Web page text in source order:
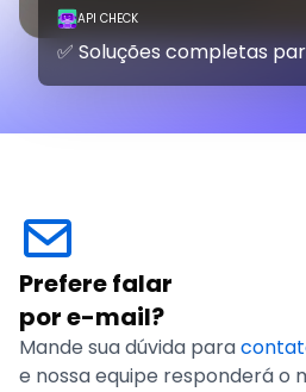
API CHECK
✅ Soluções completas
Prefere falar
por e-mail?
Mande sua dúvida para
e nossa equipe responderá o